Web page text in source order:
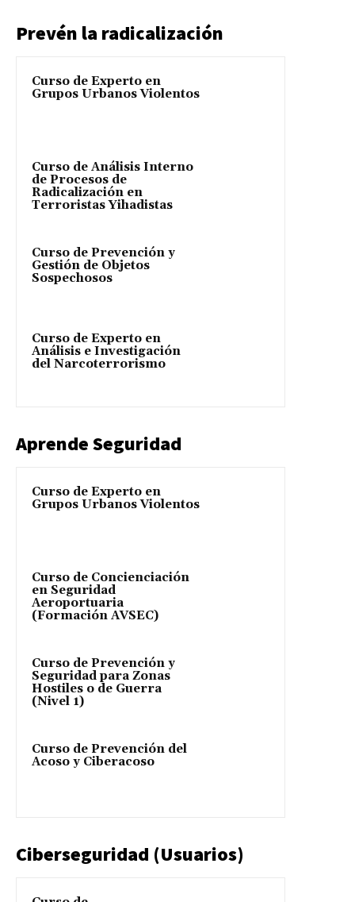
Prevén la radicalización
Curso de Experto en
Grupos Urbanos Violentos
Curso de Análisis Interno
de Procesos de
Radicalización en
Terroristas Yihadistas
Curso de Prevención y
Gestión de Objetos
Sospechosos
Curso de Experto en
Análisis e Investigación
del Narcoterrorismo
Aprende Seguridad
Curso de Experto en
Grupos Urbanos Violentos
Curso de Concienciación
en Seguridad
Aeroportuaria
(Formación AVSEC)
Curso de Prevención y
Seguridad para Zonas
Hostiles o de Guerra
(Nivel 1)
Curso de Prevención del
Acoso y Ciberacoso
Ciberseguridad (Usuarios)